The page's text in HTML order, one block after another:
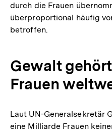
durch die Frauen
überproportional häufig
betroffen.
Gewalt
Frauen
Laut UN-Generalsekretär
eine Milliarde Frauen